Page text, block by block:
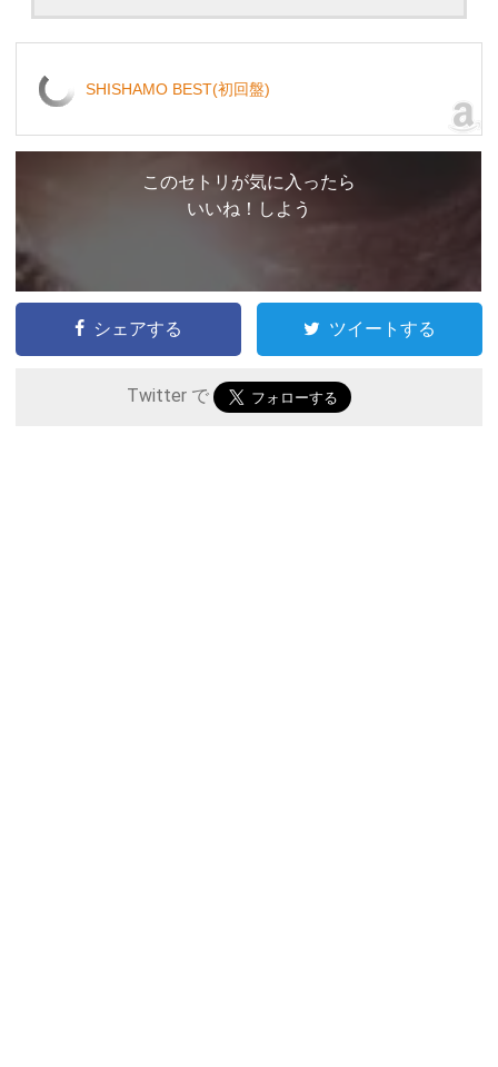
SHISHAMO BEST(初回盤)
このセトリが気に入ったら
いいね！しよう
シェアする ツイートする
Twitter で